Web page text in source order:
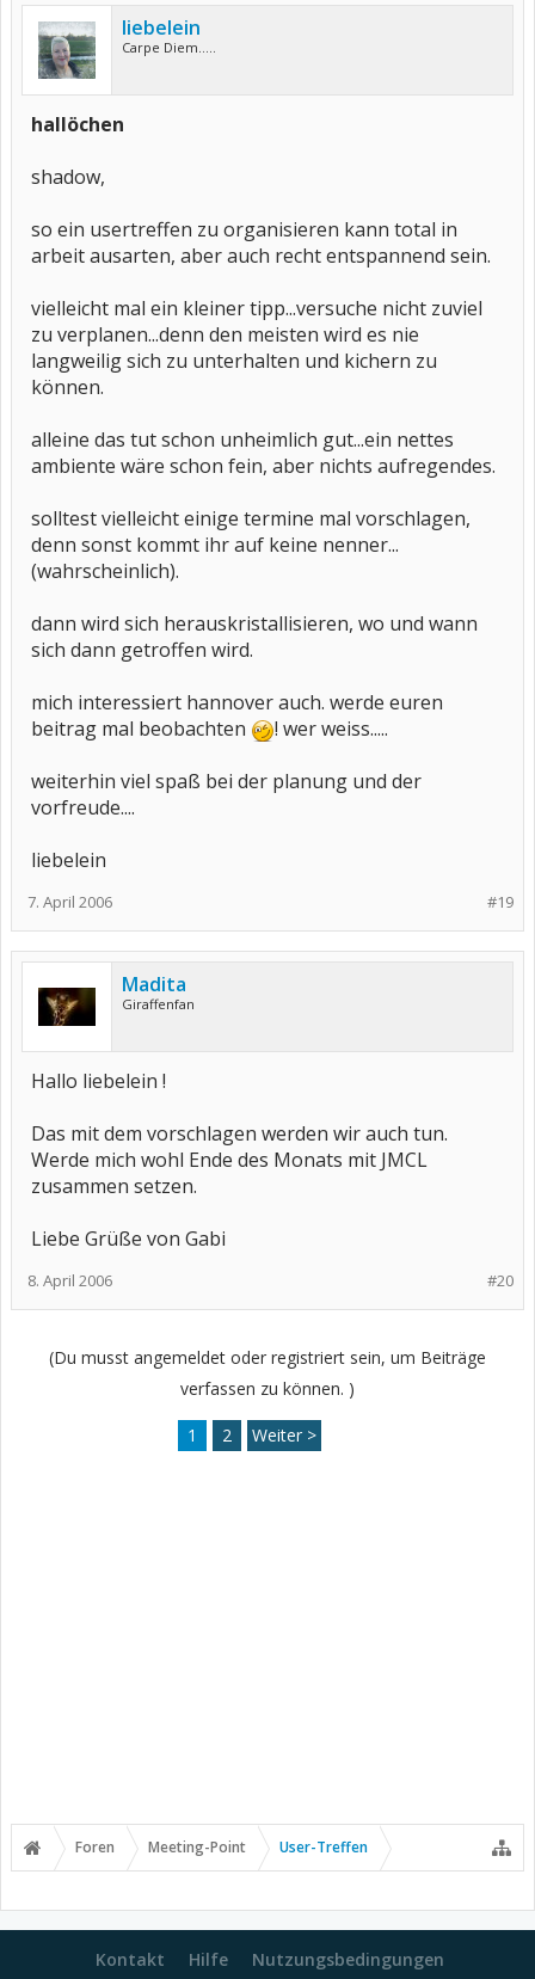
liebelein
Carpe Diem.....
hallöchen
shadow,
so ein usertreffen zu organisieren kann total in
arbeit ausarten, aber auch recht entspannend sein.
vielleicht mal ein kleiner tipp...versuche nicht zuviel
zu verplanen...denn den meisten wird es nie
langweilig sich zu unterhalten und kichern zu
können.
alleine das tut schon unheimlich gut...ein nettes
ambiente wäre schon fein, aber nichts aufregendes.
solltest vielleicht einige termine mal vorschlagen,
denn sonst kommt ihr auf keine nenner...
(wahrscheinlich).
dann wird sich herauskristallisieren, wo und wann
sich dann getroffen wird.
mich interessiert hannover auch. werde euren
beitrag mal beobachten
! wer weiss.....
weiterhin viel spaß bei der planung und der
vorfreude....
liebelein
#19
7. April 2006
Madita
Giraffenfan
Hallo liebelein !
Das mit dem vorschlagen werden wir auch tun.
Werde mich wohl Ende des Monats mit JMCL
zusammen setzen.
Liebe Grüße von Gabi
#20
8. April 2006
(Du musst angemeldet oder registriert sein, um Beiträge
verfassen zu können. )
1 2 Weiter >
Foren Meeting-Point User-Treffen
Kontakt Hilfe Nutzungsbedingungen